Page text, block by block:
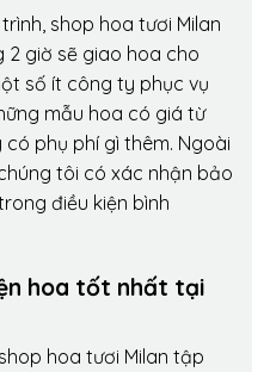
shop hoa tươi Milan
2 giờ sẽ giao hoa cho
số ít công ty phục vụ
mẫu hoa có giá từ
phụ phí gì thêm. Ngoài
tôi có xác nhận bảo
điều kiện bình
hoa tốt nhất tại
hoa tươi Milan tập